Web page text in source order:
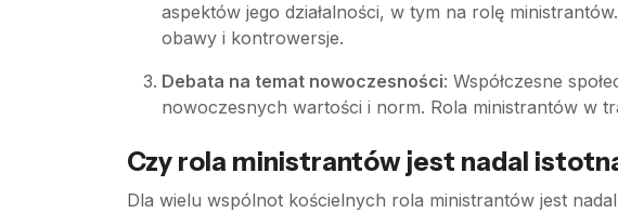
aspektów jego działalności, w tym na rolę
obawy i kontrowersje.
Debata na temat nowoczesności: Współczesne
nowoczesnych wartości i norm. Rola ministrantów w
Czy rola ministrantów jest nadal
Dla wielu wspólnot kościelnych rola ministrantów jest